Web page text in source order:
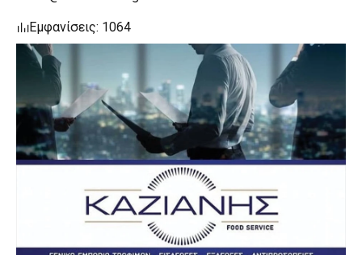
Εμφανίσεις: 1064